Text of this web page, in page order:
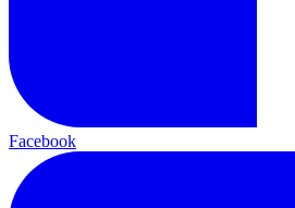
Facebook